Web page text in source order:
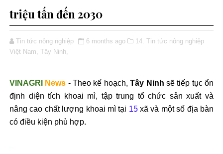
triệu tấn đến 2030
Tin tức nông nghiệp 6 months ago
14. Tin tức nông nghiệp
Việt Nam, Tây Ninh,
VINAGRI News - Theo kế hoạch,Tây Ninh sẽ tiếp tục ổn
định diện tích khoai mì, tập trung tổ chức sản xuất và
nâng cao chất lượng khoai mì tại 15xã và một số địa bàn
có điều kiện phù hợp.